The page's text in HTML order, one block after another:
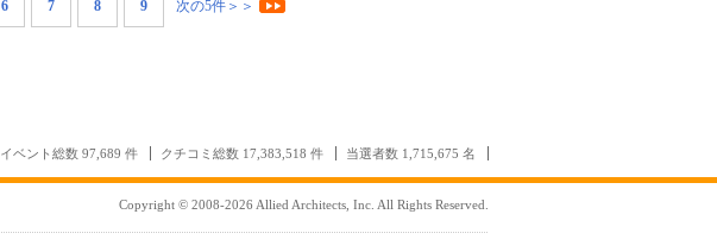
6 7 8 9 次の5件＞＞
イベント総数 97,689 件 クチコミ総数 17,383,518 件 当選者数 1,715,675 名
Copyright © 2008-2026 Allied Architects, Inc. All Rights Reserved.